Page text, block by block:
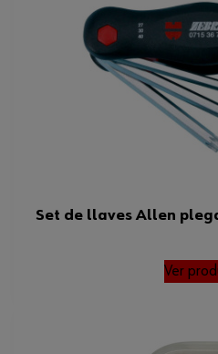
Set de llaves Allen
Ver